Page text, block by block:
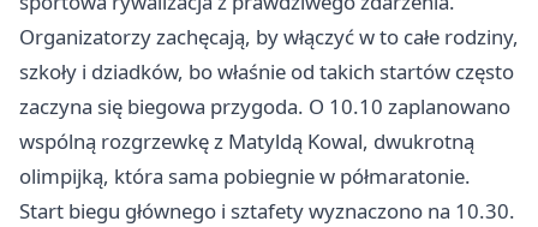
Organizatorzy zachęcają, by włączyć w to całe rodziny,
szkoły i dziadków, bo właśnie od takich startów często
zaczyna się biegowa przygoda. O 10.10 zaplanowano
wspólną rozgrzewkę z Matyldą Kowal, dwukrotną
olimpijką, która sama pobiegnie w półmaratonie.
Start biegu głównego i sztafety wyznaczono na 10.30.